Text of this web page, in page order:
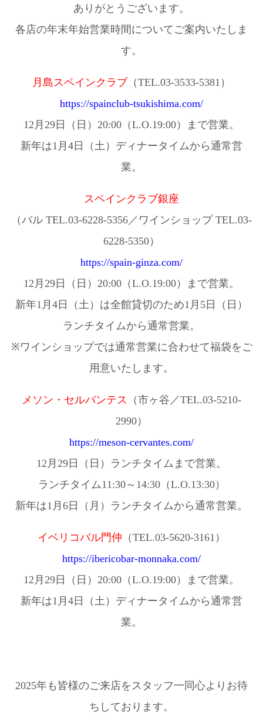
ありがとうございます。
各店の年末年始営業時間についてご案内いたしま
す。
月島スペインクラブ （TEL.03-3533-5381）
https://spainclub-tsukishima.com/
12月29日（日）20:00（L.O.19:00）まで営業。
新年は1月4日（土）ディナータイムから通常営
業。
スペインクラブ銀座
（バル TEL.03-6228-5356／ワインショップ TEL.03-
6228-5350）
https://spain-ginza.com/
12月29日（日）20:00（L.O.19:00）まで営業。
新年1月4日（土）は全館貸切のため1月5日（日）
ランチタイムから通常営業。
※ワインショップでは通常営業に合わせて福袋をご
用意いたします。
メソン・セルバンテス （市ヶ谷／TEL.03-5210-
2990）
https://meson-cervantes.com/
12月29日（日）ランチタイムまで営業。
ランチタイム11:30～14:30（L.O.13:30）
新年は1月6日（月）ランチタイムから通常営業。
イベリコバル門仲 （TEL.03-5620-3161）
https://ibericobar-monnaka.com/
12月29日（日）20:00（L.O.19:00）まで営業。
新年は1月4日（土）ディナータイムから通常営
業。
2025年も皆様のご来店をスタッフ一同心よりお待
ちしております。